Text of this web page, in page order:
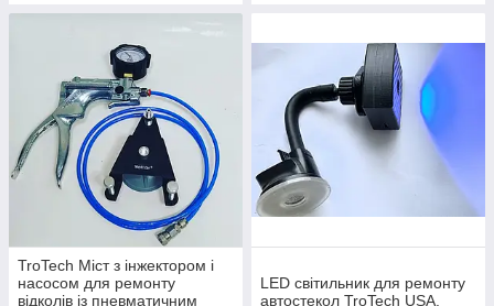
TroTech Міст з інжектором і
насосом для ремонту
відколів із пневматичним
LED світильник для ремонту
автостекол TroTech USA.